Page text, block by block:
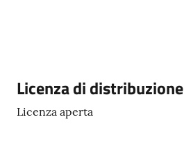
b
o
P
Descrizione
Licenza di distribuzione
Licenza aperta